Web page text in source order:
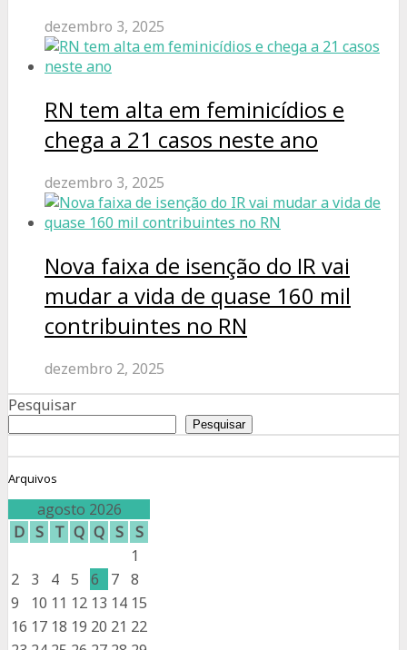
dezembro 3, 2025
RN tem alta em feminicídios e
chega a 21 casos neste ano
dezembro 3, 2025
Nova faixa de isenção do IR vai
mudar a vida de quase 160 mil
contribuintes no RN
dezembro 2, 2025
Pesquisar
Pesquisar
Arquivos
agosto 2026
D S T Q Q S
S
1
2
3 4 5 6 7 8
9
10 11 12 13 14 15
16 17 18 19 20 21 22